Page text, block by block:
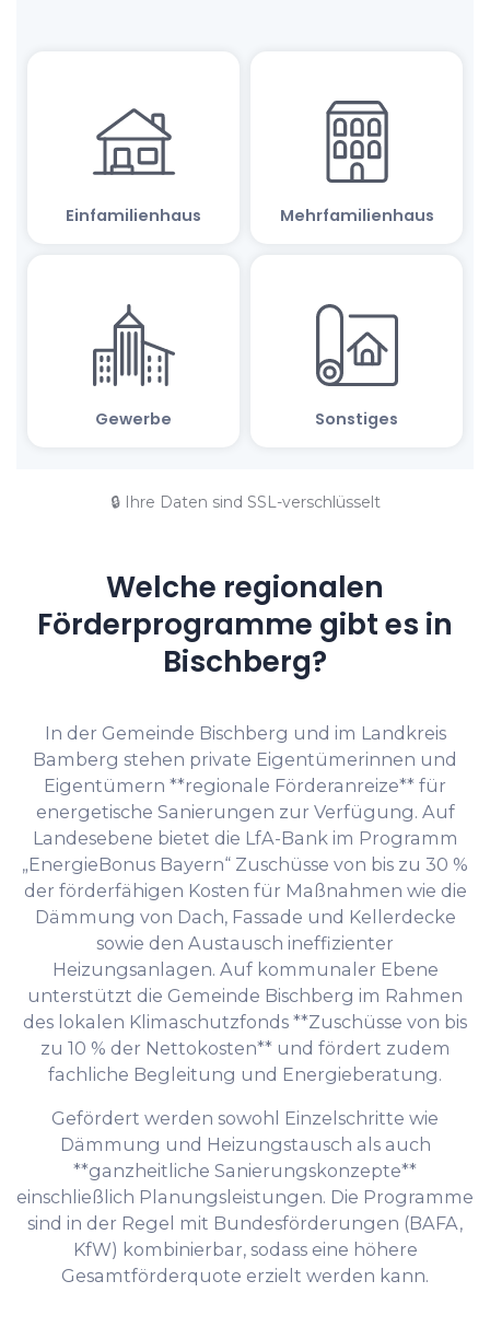
🔒 Ihre Daten sind SSL-verschlüsselt
Welche regionalen
Förderprogramme gibt es in
Bischberg?
In der Gemeinde Bischberg und im Landkreis
Bamberg stehen private Eigentümerinnen und
Eigentümern **regionale Förderanreize** für
energetische Sanierungen zur Verfügung. Auf
Landesebene bietet die LfA-Bank im Programm
„EnergieBonus Bayern“ Zuschüsse von bis zu 30 %
der förderfähigen Kosten für Maßnahmen wie die
Dämmung von Dach, Fassade und Kellerdecke
sowie den Austausch ineffizienter
Heizungsanlagen. Auf kommunaler Ebene
unterstützt die Gemeinde Bischberg im Rahmen
des lokalen Klimaschutzfonds **Zuschüsse von bis
zu 10 % der Nettokosten** und fördert zudem
fachliche Begleitung und Energieberatung.
Gefördert werden sowohl Einzelschritte wie
Dämmung und Heizungstausch als auch
**ganzheitliche Sanierungskonzepte**
einschließlich Planungsleistungen. Die Programme
sind in der Regel mit Bundesförderungen (BAFA,
KfW) kombinierbar, sodass eine höhere
Gesamtförderquote erzielt werden kann.